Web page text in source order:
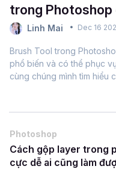
trong
Linh Mai Dec 16
Brush Tool trong
phổ biến và có thể phục
cùng chúng mình tìm hiểu
Photoshop
Cách gộp layer trong
cực dễ ai cũng làm